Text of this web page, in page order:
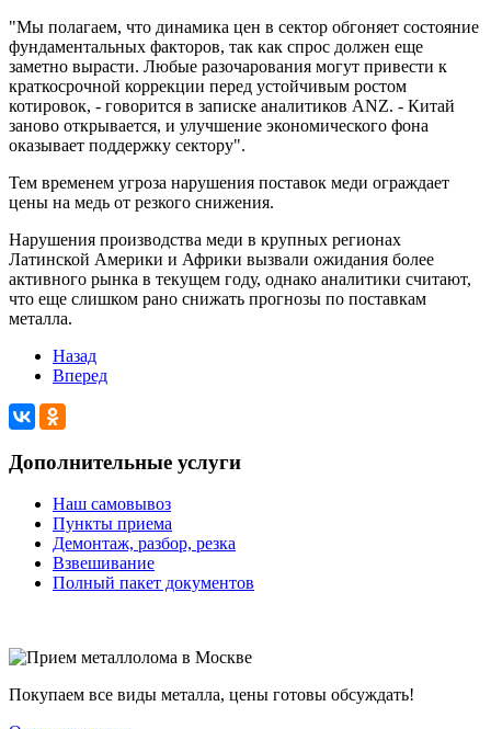
"Мы полагаем, что динамика цен в сектор обгоняет состояние
фундаментальных факторов, так как спрос должен еще
заметно вырасти. Любые разочарования могут привести к
краткосрочной коррекции перед устойчивым ростом
котировок, - говорится в записке аналитиков ANZ. - Китай
заново открывается, и улучшение экономического фона
оказывает поддержку сектору".
Тем временем угроза нарушения поставок меди ограждает
цены на медь от резкого снижения.
Нарушения производства меди в крупных регионах
Латинской Америки и Африки вызвали ожидания более
активного рынка в текущем году, однако аналитики считают,
что еще слишком рано снижать прогнозы по поставкам
металла.
Назад
Вперед
Дополнительные услуги
Наш самовывоз
Пункты приема
Демонтаж, разбор, резка
Взвешивание
Полный пакет документов
Покупаем все виды металла, цены готовы обсуждать!